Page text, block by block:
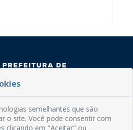
78, Centro
PB
semelhantes que são
o site. Você pode consentir com
clicando em "Aceitar" ou